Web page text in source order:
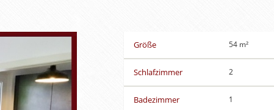
Größe 54 m²
Schlafzimmer 2
Badezimmer 1